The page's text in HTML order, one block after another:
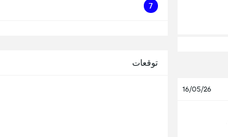
16/05/26
7
توقعات